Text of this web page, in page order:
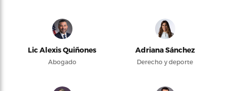
Lic Alexis Quiñones
Abogado
Adriana Sánchez
Derecho y deporte